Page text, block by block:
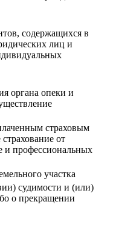
содержащихся в
лиц и
органа опеки и
страховым
от
и профессиональных
участка
судимости и (или)
о прекращении